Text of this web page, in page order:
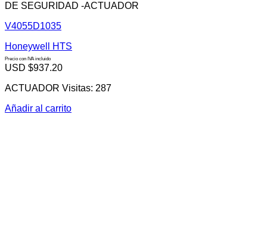
DE SEGURIDAD -ACTUADOR
V4055D1035
Honeywell HTS
Precio con IVA incluido
USD $937.20
ACTUADOR Visitas: 287
Añadir al carrito